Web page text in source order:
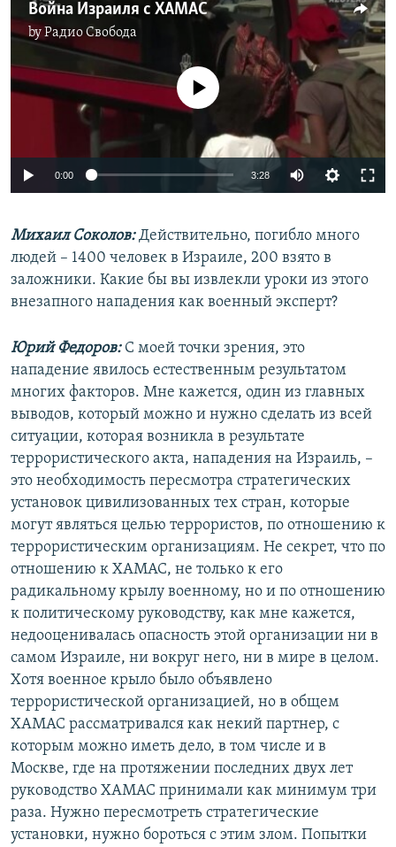
Война Израиля с ХАМАС
byРадио Свобода
Auto 240p 360p 480p
720p 1080p
No media source currently available
0:00 3:28
360p
480p
Михаил Соколов:Действительно, погибло много
людей – 1400 человек в Израиле, 200 взято в
заложники. Какие бы вы извлекли уроки из этого
внезапного нападения как военный эксперт?
Юрий Федоров:С моей точки зрения, это
нападение явилось естественным результатом
многих факторов. Мне кажется, один из главных
выводов, который можно и нужно сделать из всей
ситуации, которая возникла в результате
террористического акта, нападения на Израиль, –
это необходимость пересмотра стратегических
установок цивилизованных тех стран, которые
могут являться целью террористов, по отношению к
террористическим организациям. Не секрет, что по
отношению к ХАМАС, не только к его
радикальному крылу военному, но и по отношению
к политическому руководству, как мне кажется,
недооценивалась опасность этой организации ни в
самом Израиле, ни вокруг него, ни в мире в целом.
Хотя военное крыло было объявлено
террористической организацией, но в общем
ХАМАС рассматривался как некий партнер, с
которым можно иметь дело, в том числе и в
Москве, где на протяжении последних двух лет
руководство ХАМАС принимали как минимум три
раза. Нужно пересмотреть стратегические
установки, нужно бороться с этим злом. Попытки